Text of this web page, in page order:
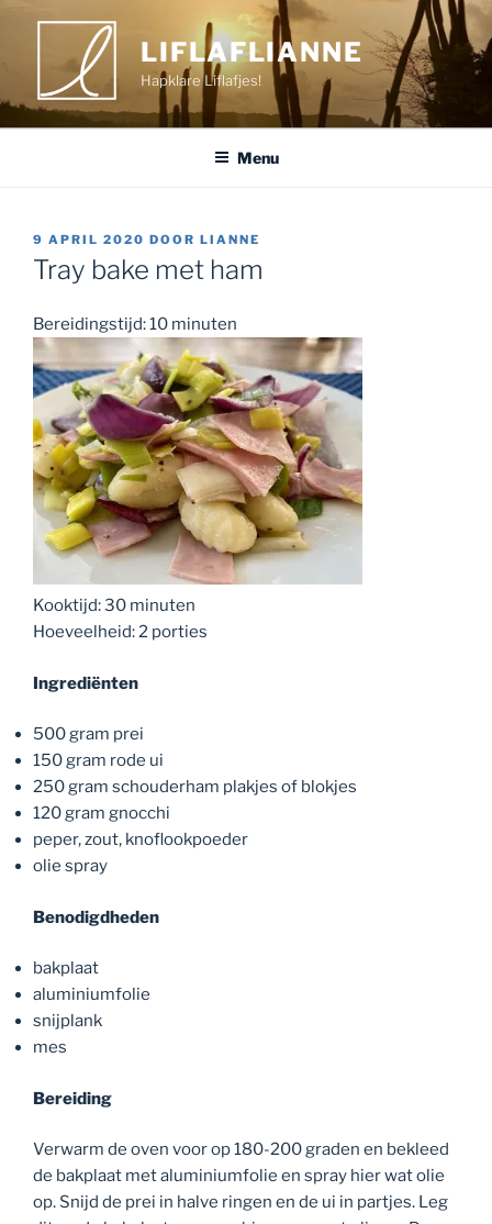
inhoud
LIFLAFLIANNE
Hapklare Liflafjes!
Menu
GEPLAATST
OP
9 APRIL 2020 DOOR LIANNE
Tray bake met ham
Bereidingstijd: 10 minuten
Kooktijd: 30 minuten
Hoeveelheid: 2 porties
Ingrediënten
500 gram prei
150 gram rode ui
250 gram schouderham plakjes of blokjes
120 gram gnocchi
peper, zout, knoflookpoeder
olie spray
Benodigdheden
bakplaat
aluminiumfolie
snijplank
mes
Bereiding
Verwarm de oven voor op 180-200 graden en bekleed
de bakplaat met aluminiumfolie en spray hier wat olie
op. Snijd de prei in halve ringen en de ui in partjes. Leg